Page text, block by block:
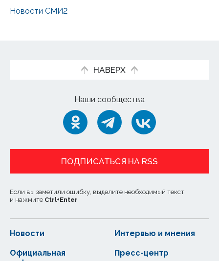
Новости СМИ2
НАВЕРХ
Наши сообщества
ПОДПИСАТЬСЯ НА RSS
Если вы заметили ошибку, выделите необходимый текст
и нажмите Ctrl+Enter
Новости
Официальная
Интервью и мнения
Пресс-центр